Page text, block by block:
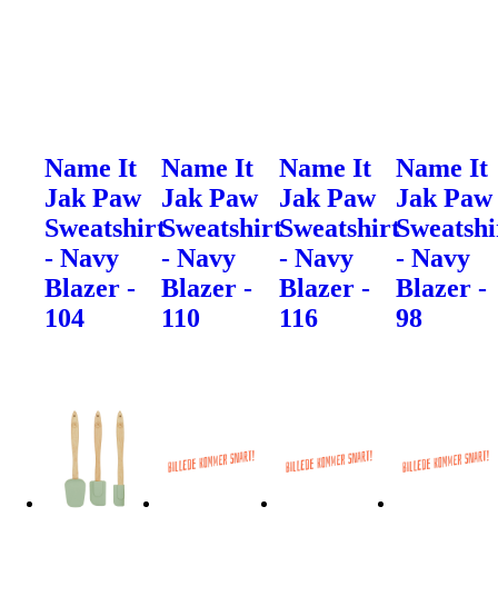
Name It
Jak Paw
Sweatshirt
- Navy
Blazer -
104
Name It
Jak Paw
Sweatshirt
- Navy
Blazer -
110
Name It
Jak Paw
Sweatshirt
- Navy
Blazer -
116
Name It
Jak Paw
- Navy
Blazer -
98